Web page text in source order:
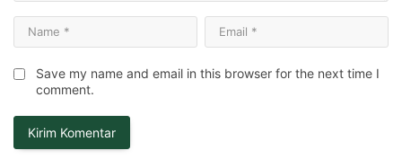
Save my name and email in this browser for the next time I
comment.